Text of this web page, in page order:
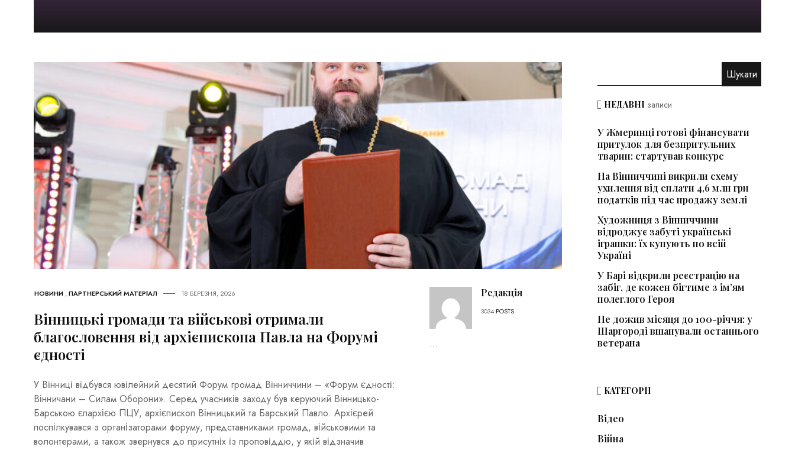
НОВИНИ ,ПАРТНЕРСЬКИЙ МАТЕРІАЛ 18 БЕРЕЗНЯ, 2026
Вінницькі громади та військові отримали
благословення від архієпископа Павла на Форумі
єдності
У Вінниці відбувся ювілейний десятий Форум громад Вінниччини – «Форум єдності:
Вінничани – Силам Оборони». Серед учасників заходу був керуючий Вінницько-
Барською єпархією ПЦУ, архієпископ Вінницький та Барський Павло. Архієрей
поспілкувався з організаторами форуму, представниками громад, військовими та
волонтерами, а також звернувся до присутніх із проповіддю, у якій відзначив
Редакція
3034 POSTS
...
НЕДАВНІ записи
У Жмеринці готові фінансувати
притулок для безпритульних
тварин: стартував конкурс
На Вінниччині викрили схему
ухилення від сплати 4,6 млн грн
податків під час продажу землі
Художниця з Вінниччини
відроджує забуті українські
іграшки: їх купують по всій
Україні
У Барі відкрили реєстрацію на
забіг, де кожен бігтиме з ім’ям
полеглого Героя
Не дожив місяця до 100-річчя: у
Шаргороді вшанували останнього
ветерана
КАТЕГОРІЇ
Відео
Війна